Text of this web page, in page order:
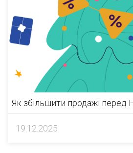
Як збільшити продажі
19.12.2025